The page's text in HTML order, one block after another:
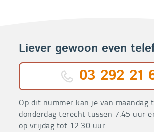
Liever gewoon even
03 292 21
Op dit nummer kan je van maandag
donderdag terecht tussen 7.45 uur
op vrijdag tot 12.30 uur.